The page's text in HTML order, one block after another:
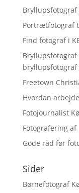
Portrætfotograf
Find fotograf i
Bryllupsfotograf
bryllupsfotograf
Freetown
Hvordan
Fotojournalist
Fotografering
Gode råd før
Sider
Børnefotograf